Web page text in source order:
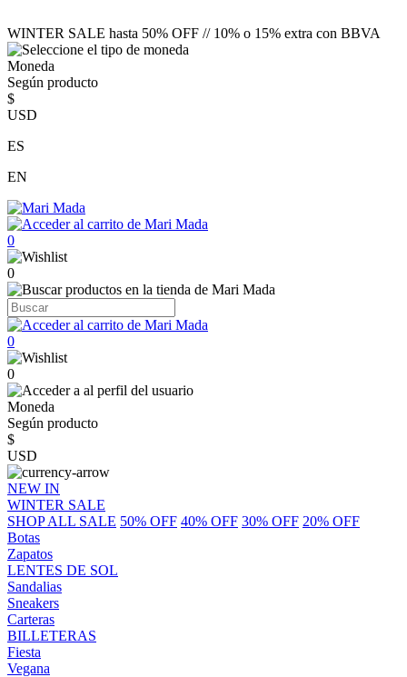
WINTER SALE hasta 50% OFF // 10% o 15% extra con BBVA
Moneda
Según producto
$
USD
ES
EN
0
0
0
0
Moneda
Según producto
$
USD
NEW IN
WINTER SALE
SHOP ALL SALE 50% OFF 40% OFF 30% OFF 20% OFF
Botas
Zapatos
LENTES DE SOL
Sandalias
Sneakers
Carteras
BILLETERAS
Fiesta
Vegana